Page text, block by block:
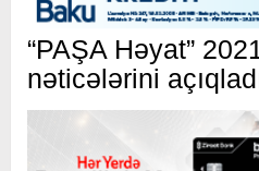
“PAŞA Həyat”
nəticələrini